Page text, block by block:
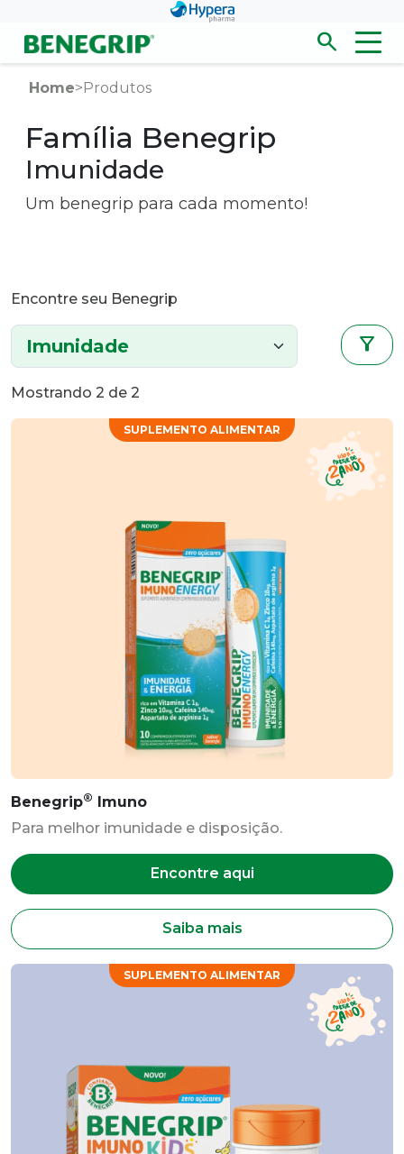
Pular para conteúdo principal
search
Abrir/
Home>Produtos
Família Benegrip
Imunidade
Um benegrip para cada momento!
Encontre seu Benegrip
filter_alt
Mostrando 2 de 2
SUPLEMENTO ALIMENTAR
Benegrip® Imuno
Para melhor imunidade e disposição.
Encontre aqui
Saiba mais
SUPLEMENTO ALIMENTAR